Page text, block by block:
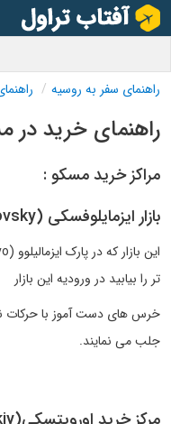
راهنمای سفر به روسیه
راهنمای خرید در
مراکز خرید مسکو :
بازار ایزمایلوفسکی (Izmaylovsky)
تر را بیابید در ورودیه این بازار
خرس های دست آموز با حرکات
جلب می نمایند.